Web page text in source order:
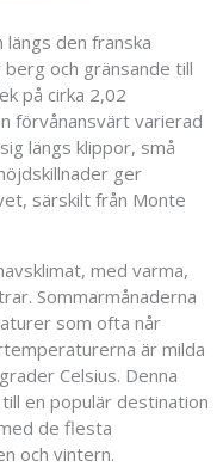
den franska
och gränsande till
på cirka 2,02
förvånansvärt varierad
längs klippor, små
ger
särskilt från Monte
med varma,
Sommarmånaderna
som ofta når
är milda
Celsius. Denna
en populär destination
de flesta
och vintern.